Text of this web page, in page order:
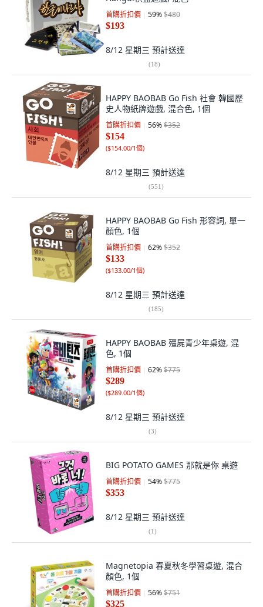
首購折扣價 59%$480
$193
8/12 星期三 預計送達
(18)
HAPPY BAOBAB Go Fish 社會 韓國歷
史人物紙牌遊戲, 混合色, 1個
首購折扣價 56%$352
$154
($154.00/1個)
8/12 星期三 預計送達
(551)
HAPPY BAOBAB Go Fish 形容詞, 單一
顏色, 1個
首購折扣價 62%$352
$133
($133.00/1個)
8/12 星期三 預計送達
(185)
HAPPY BAOBAB 殭屍青少年桌遊, 混
色, 1個
首購折扣價 62%$775
$289
($289.00/1個)
8/12 星期三 預計送達
(3)
BIG POTATO GAMES 那就是你 桌遊
首購折扣價 54%$775
$353
8/12 星期三 預計送達
(1)
Magnetopia 春夏秋冬學習桌遊, 混合
顏色, 1個
首購折扣價 56%$751
$325